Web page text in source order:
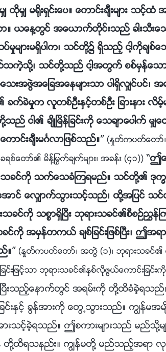
ာမွ် ထိုမွ် မ႐ိုးရွင္းေပ။ ေကာင္းခ်ီးမ်ား
န႔တြင္ အေယာက္တိုင္းသည္ ခါးသီးေသာ
မႈမ်ားမရွိပါက၊ သင္တို႔၌ ရွိသည့္ ငါ့ကိုခ်
သို႔၊ သင္တို႔သည္ ငါ့အတြက္ စစ္မွန္ေသာ
သးအဖြဲအေျခအေနမ်ားသာ ပါရွိလွ်င္ပင္
ခက္ခဲမႈက လူတစ္ဦးႏွင့္တစ္ဦး ျခားနား လိ
သည္ ငါ၏ ခ်ိဳၿမိန္ျခင္းကို ေသခ်ာေပါက္ မွ်ေ
ာင္းခ်ီးမဂၤလာျဖစ္သည္။” (ႏႈတ္ကပတ္ေတာ္
ရစ္ေတာ္၏ မိန္႔ႁမြက္ခ်က္မ်ား၊ အခန္း (၄၁)) “ဤ
ခင္ကို သက္ေသခံၾကရမည္။ သင္တို႔၏ ဒုကၡ
အာင္ ေလွ်ာက္သြားသင့္သည္၊ ထို႔အျပင္ သ
သစၥာရွိၿပီး ဘုရားသခင္၏စီစဥ္ၫႊန္ၾက
အမွန္တကယ္ ခ်စ္ျခင္းျဖစ္ၿပီး၊ ဤအ
။” (ႏႈတ္ကပတ္ေတာ္၊ အတြဲ (၁)၊ ဘုရားသခင္၏ ေပ
င္းျဖင့္သာ ဘုရားသခင္၏ႏွစ္လိုဖြယ္ေကာင္းျခင္
းသည့္ေနာက္တြင္ အရမ္းကို တို႔ထိခံခဲ့ရ
င္းႏွင့္ ခြန္အားကို ေတြ႕သြားသည္။ ကြၽန္
းသင့္ခဲ့ရသည္။ ဤစကားမ်ားသည္ မည္သို႔မ်ာ
တို႔ထိရသနည္း။ ကြၽန္မတို႔ မည္သည့္အရာ